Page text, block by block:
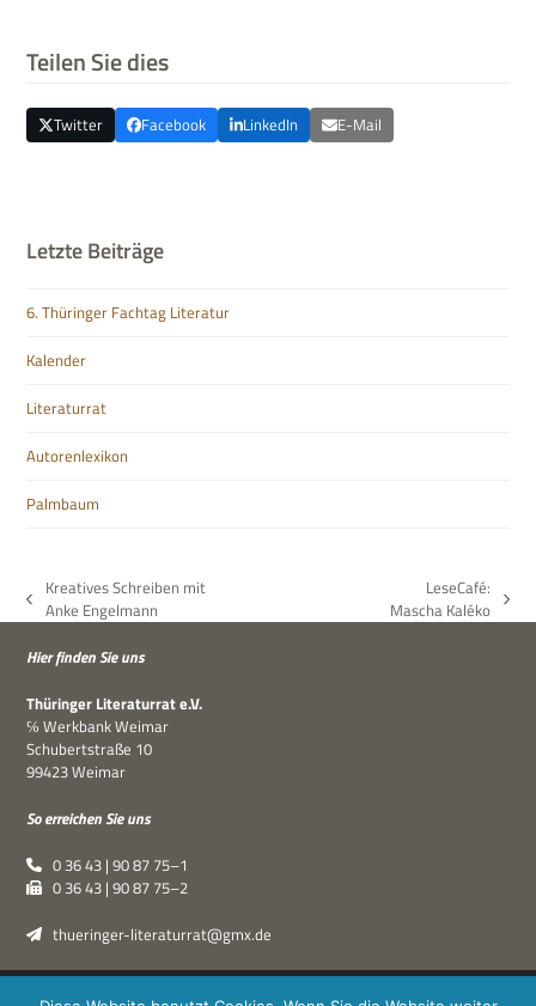
Teilen Sie dies
Twitter Facebook LinkedIn E-Mail
Letzte Beiträge
6. Thüringer Fachtag Literatur
Kalender
Literaturrat
Autorenlexikon
Palmbaum
vorheriger
Kreatives Schreiben mit
Anke Engelmann
Nächster
LeseCafé:
Mascha Kaléko
Hier fin­den Sie uns
Thü­rin­ger Lite­ra­tur­rat e.V.
℅ Werk­bank Weimar
Schu­bert­straße 10
99423 Weimar
So errei­chen Sie uns
0 36 43 | 90 87 75–1
0 36 43 | 90 87 75–2
thueringer-literaturrat@gmx.de
Thüringer Literaturrat e.V. | © 2019–2026 ·XPDT : Marken &